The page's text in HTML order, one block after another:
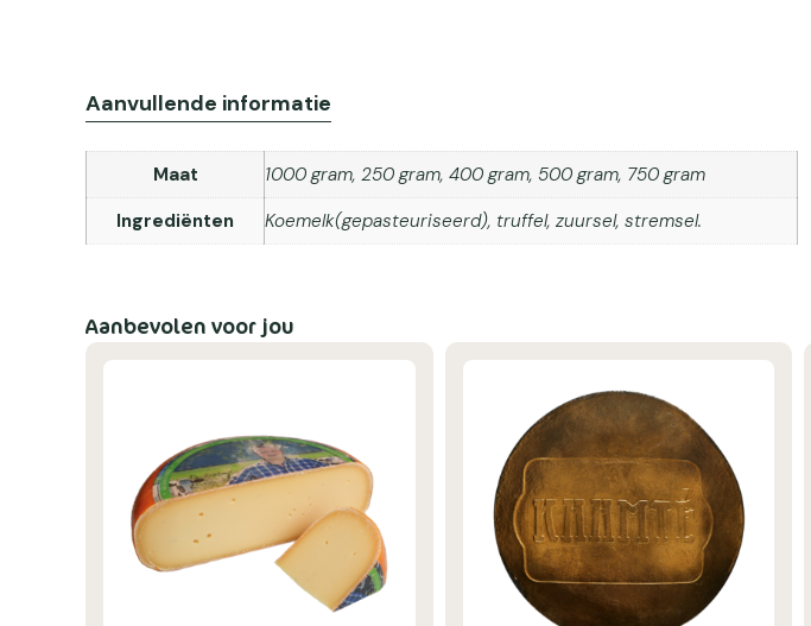
Aanvullende informatie
Maat
1000 gram, 250 gram, 400 gram, 500 gram, 750 gram
Ingrediënten
Koemelk(gepasteuriseerd), truffel, zuursel, stremsel.
Aanbevolen voor jou